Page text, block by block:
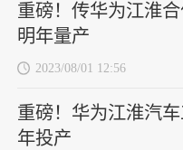
重磅！传华为江淮
明年量产
2023/08/01 12:56
重磅！华为江淮汽
年投产